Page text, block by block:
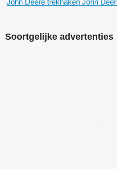
John Deere trekhaken John
Soortgelijke advertenties